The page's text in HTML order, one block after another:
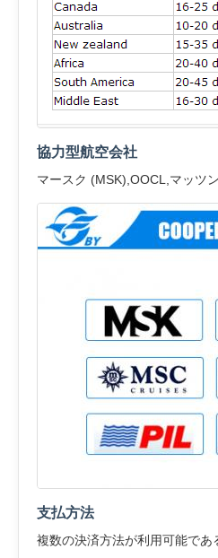
協力型航空会社
マースク (MSK),OOCL,マッツ
支払方法
複数の決済方法が利用可能であ